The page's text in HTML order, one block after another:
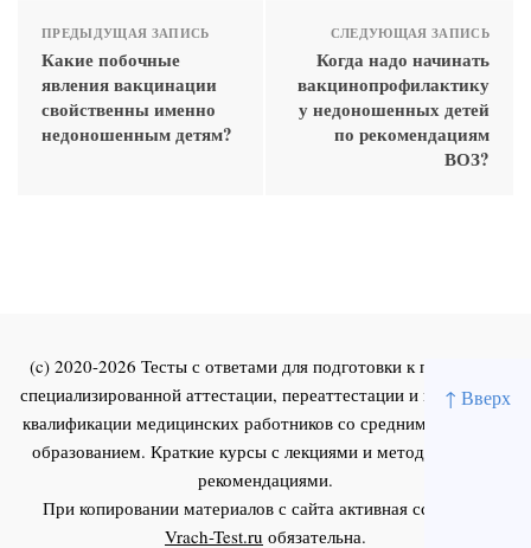
↑ Вверх
ПРЕДЫДУЩАЯ ЗАПИСЬ
Какие побочные
явления вакцинации
свойственны именно
недоношенным детям?
СЛЕДУЮЩАЯ ЗАПИСЬ
Когда надо начинать
вакцинопрофилактику
у недоношенных детей
по рекомендациям
ВОЗ?
(c) 2020-2026 Тесты с ответами для подготовки к первичной
специализированной аттестации, переаттестации и повышения
квалификации медицинских работников со средним и высшим
образованием. Краткие курсы с лекциями и методическими
рекомендациями.
При копировании материалов с сайта активная ссылка на
Vrach-Test.ru обязательна.